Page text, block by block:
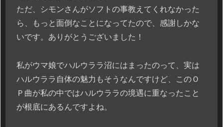
ただ、シモンさんがソフトの事教えてくれなかった
ら、もっと面倒なことになってたので、感謝しかな
いです。ありがとうございました！
私がウマ娘でハルウララ沼にはまったのって、実は
ハルウララ自体の魅力もそうなんですけど、このＯ
Ｐ曲が私の中ではハルウララの境遇に重なったこと
が根底にあるんですよね。